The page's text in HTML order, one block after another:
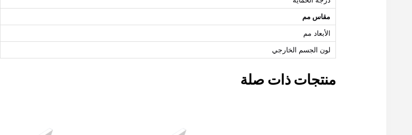
مقاس مم
الأبعاد مم
لون الجسم الخارجي
منتجات ذات صلة